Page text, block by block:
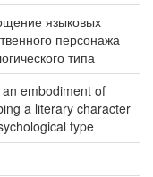
языковых
персонажа
типа
embodiment of
a literary character
type